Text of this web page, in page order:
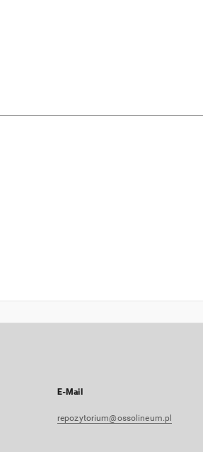
E-Mail
repozytorium@ossolineum.pl